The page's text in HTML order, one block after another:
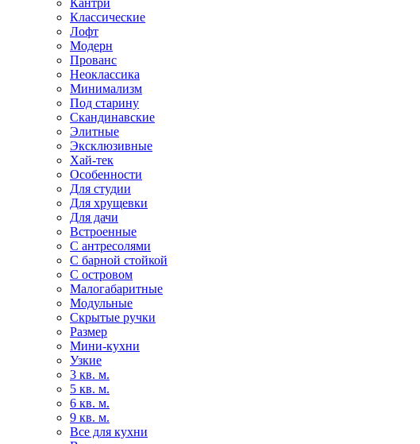
Классические
Лофт
Модерн
Прованс
Неоклассика
Минимализм
Под старину
Скандинавские
Элитные
Эксклюзивные
Хай-тек
Особенности
Для студии
Для хрущевки
Для дачи
Встроенные
С антресолями
С барной стойкой
С островом
Малогабаритные
Модульные
Скрытые ручки
Размер
Мини-кухни
Узкие
3 кв. м.
5 кв. м.
6 кв. м.
9 кв. м.
Все для кухни